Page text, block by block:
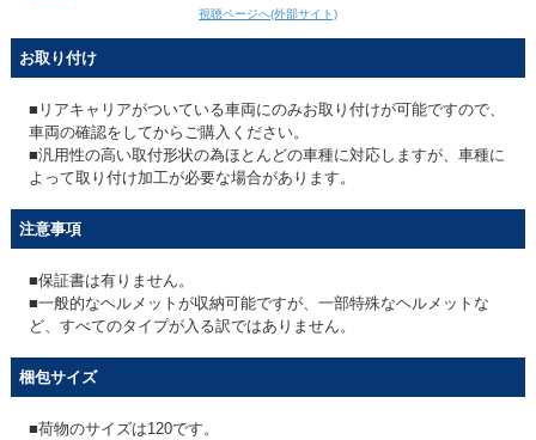
視聴ページへ(外部サイト)
お取り付け
■リアキャリアがついている車両にのみお取り付けが可能ですので、
車両の確認をしてからご購入ください。
■汎用性の高い取付形状の為ほとんどの車種に対応しますが、車種に
よって取り付け加工が必要な場合があります。
注意事項
■保証書は有りません。
■一般的なヘルメットが収納可能ですが、一部特殊なヘルメットな
ど、すべてのタイプが入る訳ではありません。
梱包サイズ
■荷物のサイズは120です。